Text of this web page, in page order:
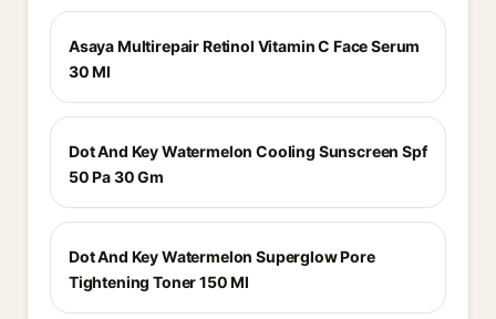
Asaya Multirepair Retinol Vitamin C Face Serum
30 Ml
Dot And Key Watermelon Cooling Sunscreen Spf
50 Pa 30 Gm
Dot And Key Watermelon Superglow Pore
Tightening Toner 150 Ml